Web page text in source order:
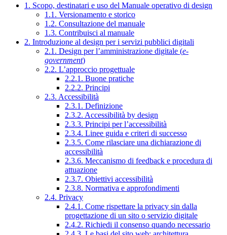
1. Scopo, destinatari e uso del Manuale operativo di design
1.1. Versionamento e storico
1.2. Consultazione del manuale
1.3. Contribuisci al manuale
2. Introduzione al design per i servizi pubblici digitali
2.1. Design per l’amministrazione digitale (e-
government)
2.2. L’approccio progettuale
2.2.1. Buone pratiche
2.2.2. Principi
2.3. Accessibilità
2.3.1. Definizione
2.3.2. Accessibilità by design
2.3.3. Principi per l’accessibilità
2.3.4. Linee guida e criteri di successo
2.3.5. Come rilasciare una dichiarazione di
accessibilità
2.3.6. Meccanismo di feedback e procedura di
attuazione
2.3.7. Obiettivi accessibilità
2.3.8. Normativa e approfondimenti
2.4. Privacy
2.4.1. Come rispettare la privacy sin dalla
progettazione di un sito o servizio digitale
2.4.2. Richiedi il consenso quando necessario